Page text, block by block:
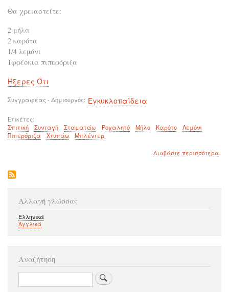
Θα χρειαστείτε:
2 μήλα
2 καρότα
1/4 λεμόνι
1φρέσκια πιπερόριζα
Ήξερες Ότι
Συγγραφέας - Δημιουργός Εγκυκλοπαίδεια
Ετικέτες
Σπιτική
Συνταγή Σταματάω Ροχαλητό Μήλο Καρότο
Λεμόνι
Πιπερόριζα
Χτυπάω Μπλέντερ
Διαβάστε περισσότεραγια
το
Αλλαγή γλώσσας
Ελληνικά
Αγγλικά
Αναζήτηση
Αναζήτηση